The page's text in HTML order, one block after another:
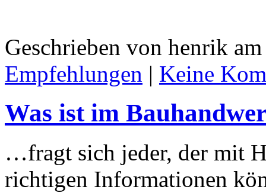
Geschrieben von henrik
Empfehlungen | Keine
Was ist im
…fragt sich jeder, der mit
richtigen Informationen